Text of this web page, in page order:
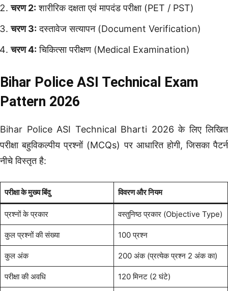
चरण 2: शारीरिक दक्षता एवं मापदंड परीक्षा (PET / PST)
चरण 3: दस्तावेज सत्यापन (Document Verification)
चरण 4: चिकित्सा परीक्षण (Medical Examination)
Bihar Police ASI Technical Exam
Pattern 2026
Bihar Police ASI Technical Bharti 2026 के लिए लिखित
परीक्षा बहुविकल्पीय प्रश्नों (MCQs) पर आधारित होगी, जिसका पैटर्न
नीचे विस्तृत है:
परीक्षा के मुख्य बिंदु विवरण और नियम
प्रश्नों के प्रकार वस्तुनिष्ठ प्रकार (Objective Type)
कुल प्रश्नों की संख्या 100 प्रश्न
कुल अंक 200 अंक (प्रत्येक प्रश्न 2 अंक का)
परीक्षा की अवधि 120 मिनट (2 घंटे)